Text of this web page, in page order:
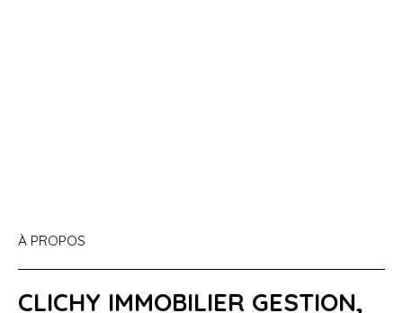
À PROPOS
CLICHY IMMOBILIER GESTION,